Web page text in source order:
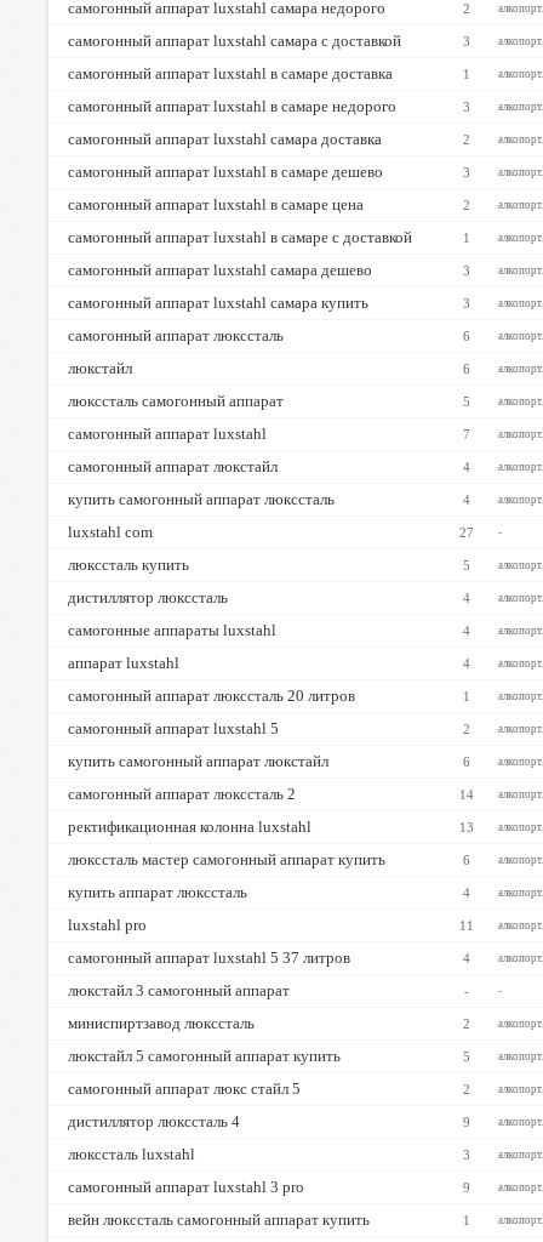
самогонный аппарат luxstahl самара недорого 2
самогонный аппарат luxstahl самара с доставкой 3
самогонный аппарат luxstahl в самаре доставка 1
самогонный аппарат luxstahl в самаре недорого 3
самогонный аппарат luxstahl самара доставка 2
самогонный аппарат luxstahl в самаре дешево 3
самогонный аппарат luxstahl в самаре цена 2
самогонный аппарат luxstahl в самаре с доставкой 1
самогонный аппарат luxstahl самара дешево 3
самогонный аппарат luxstahl самара купить 3
самогонный аппарат люкссталь 6
люкстайл 6
люкссталь самогонный аппарат 5
самогонный аппарат luxstahl 7
самогонный аппарат люкстайл 4
купить самогонный аппарат люкссталь 4
luxstahl com 27 -
люкссталь купить 5
дистиллятор люкссталь 4
самогонные аппараты luxstahl 4
аппарат luxstahl 4
самогонный аппарат люкссталь 20 литров 1
самогонный аппарат luxstahl 5 2
купить самогонный аппарат люкстайл 6
самогонный аппарат люкссталь 2 14
ректификационная колонна luxstahl 13
люкссталь мастер самогонный аппарат купить 6
купить аппарат люкссталь 4
luxstahl pro 11
самогонный аппарат luxstahl 5 37 литров 4
люкстайл 3 самогонный аппарат - -
миниспиртзавод люкссталь 2
люкстайл 5 самогонный аппарат купить 5
самогонный аппарат люкс стайл 5 2
дистиллятор люкссталь 4 9
люкссталь luxstahl 3
самогонный аппарат luxstahl 3 pro 9
вейн люкссталь самогонный аппарат купить 1